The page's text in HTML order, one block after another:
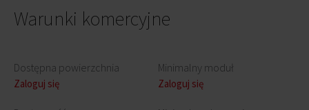
Warunki komercyjne
Dostępna powierzchnia
Zaloguj się
Minimalny moduł
Zaloguj się